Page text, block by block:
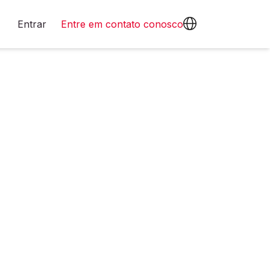
Entrar Entre em contato conosco